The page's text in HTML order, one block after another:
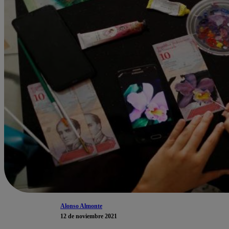
Alonso Almonte
12 de noviembre 2021